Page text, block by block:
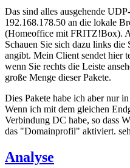
Das sind alles ausgehende
192.168.178.50 an die lokale
(Homeoffice mit FRITZ!Box).
Schauen Sie sich dazu links
angibt. Mein Client sendet hier
wenn Sie rechts die Leiste
große Menge dieser Pakete.
Dies Pakete habe ich aber nur
Wenn ich mit dem gleichen
Verbindung DC habe, so dass
das "Domainprofil" aktiviert.
Analyse